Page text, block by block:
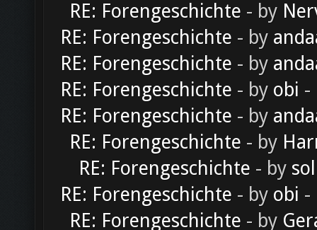
RE: Forengeschichte - by
RE: Forengeschichte - by
RE: Forengeschichte - by
RE: Forengeschichte - by obi -
RE: Forengeschichte - by
RE: Forengeschichte - by
RE: Forengeschichte - by
RE: Forengeschichte - by obi -
RE: Forengeschichte - by